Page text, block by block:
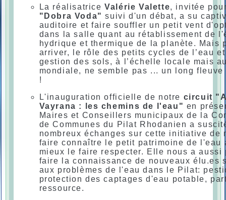
La réalisatriceValérie Valette, invitée
"Dobra Voda"suivi d'un débat, a su
auditoire et faire souffler un petit vent
dans la salle quant au rétablissement de
hydrique et thermique de la planète. Mais
arriver, le rôle des petits cycles de l’eau
gestion des sols, à l’échelle locale mais
mondiale, ne semble pas ... un long
!
L'inauguration officielle de notre circuit
Vayrana : les chemins de l'eau" en
Maires et Conseillers municipaux de la
de Communes du Pilat Rhodanien a
nombreux échanges sur cette initiative de
faire connaître le petit patrimoine de l'eau
mieux le faire respecter. Elle nous a aussi
faire la connaissance de nouveaux élu.es
aux problèmes de l'eau dans le Pilat:
protection des captages d'eau potable,
ressource.